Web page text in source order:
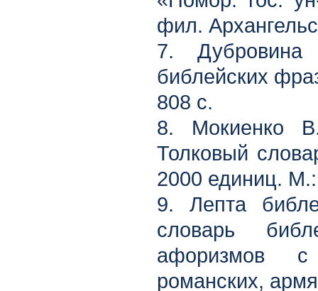
фил.
7. Дубровина
библейских
808 с.
8. Мокиенко
Толковый
2000 единиц.
9. Лепта
словарь
афоризмов с
романских,